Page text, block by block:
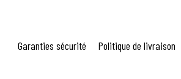
Garanties sécurité Politique de livraison